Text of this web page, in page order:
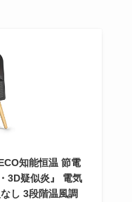
知能恒温 節電
3D疑似炎』 電気
し 3段階温風調